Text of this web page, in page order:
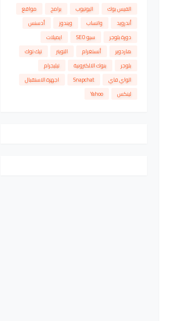
الفيس بوك اليوتيوب برامج
مواقع
أندرويد
واتساب ويندوز
أدسنس
دورة بلوجر
سيو SEO
ايميلات
هاردوير
أنستغرام التويتر
تيك توك
بلوجر
بنوك الالكترونية
تيليجرام
الواي فاي
Snapchat
اجهزة الاستقبال
لينكس
Yahoo